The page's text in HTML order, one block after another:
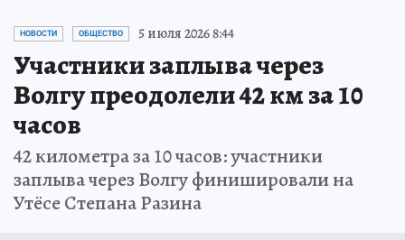
НОВОСТИ ОБЩЕСТВО 5 июля 2026 8:44
Участники заплыва через
Волгу преодолели 42 км за 10
часов
42 километра за 10 часов: участники
заплыва через Волгу финишировали на
Утёсе Степана Разина